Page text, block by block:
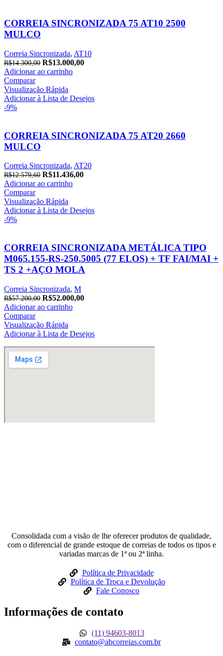
CORREIA SINCRONIZADA 75 AT10 2500
MULCO
Correia Sincronizada, AT10
R$14.300,00 O
preço
era:
R$14.300,00.
R$13.000,00O
R$13.000,00.
Adicionar ao carrinho
Comparar
Visualização Rápida
Adicionar à Lista de Desejos
-9%
CORREIA SINCRONIZADA 75 AT20 2660
MULCO
Correia Sincronizada, AT20
R$12.579,60 O
preço
era:
R$12.579,60.
R$11.436,00O
R$11.436,00.
Adicionar ao carrinho
Comparar
Visualização Rápida
Adicionar à Lista de Desejos
-9%
CORREIA SINCRONIZADA METÁLICA TIPO
M065.155-RS-250.5005 (77 ELOS) + TF FAI/MAI +
TS 2 +AÇO MOLA
Correia Sincronizada, M
R$57.200,00 O
preço
era:
R$57.200,00.
R$52.000,00O
R$52.000,00.
Adicionar ao carrinho
Comparar
Visualização Rápida
Adicionar à Lista de Desejos
Consolidada com a visão de lhe oferecer produtos de qualidade,
com o diferencial de grande estoque de correias de todos os tipos e
variadas marcas de 1ª ou 2ª linha.
Política de Privacidade
Política de Troca e Devolução
Fale Conosco
Informações de contato
(11) 94603-8013
contato@abcorreias.com.br